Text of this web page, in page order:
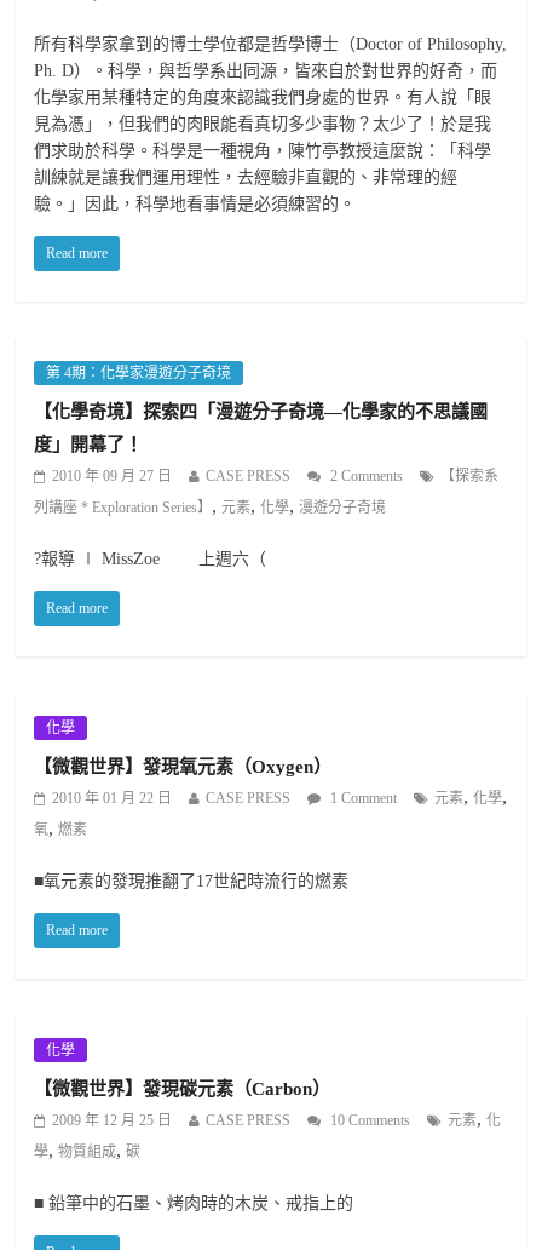
所有科學家拿到的博士學位都是哲學博士（Doctor of Philosophy,
Ph. D）。科學，與哲學系出同源，皆來自於對世界的好奇，而
化學家用某種特定的角度來認識我們身處的世界。有人說「眼
見為憑」，但我們的肉眼能看真切多少事物？太少了！於是我
們求助於科學。科學是一種視角，陳竹亭教授這麼說：「科學
訓練就是讓我們運用理性，去經驗非直觀的、非常理的經
驗。」因此，科學地看事情是必須練習的。
Read more
第 4期：化學家漫遊分子奇境
【化學奇境】探索四「漫遊分子奇境—化學家的不思議國
度」開幕了！
2010 年 09 月 27 日 CASE PRESS 2 Comments
【探索系
列講座 * Exploration Series】 ,元素,化學,漫遊分子奇境
?報導 ∣ MissZoe 上週六（
Read more
化學
【微觀世界】發現氧元素（Oxygen）
2010 年 01 月 22 日 CASE PRESS 1 Comment 元素,化學,
氧,燃素
■氧元素的發現推翻了17世紀時流行的燃素
Read more
化學
【微觀世界】發現碳元素（Carbon）
2009 年 12 月 25 日 CASE PRESS 10 Comments 元素,化
學,物質組成,碳
■ 鉛筆中的石墨、烤肉時的木炭、戒指上的